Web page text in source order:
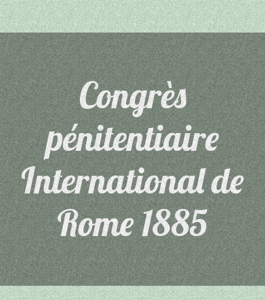
Congrès
pénitentiaire
International de
Rome 1885